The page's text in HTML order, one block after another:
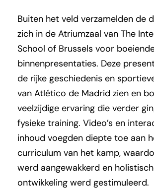
Buiten het veld verzamelden de
zich in de Atriumzaal van The
School of Brussels voor
binnenpresentaties. Deze
de rijke geschiedenis en
van Atlético de Madrid zien en
veelzijdige ervaring die verder
fysieke training. Video’s en
inhoud voegden diepte toe aan
curriculum van het kamp,
werd aangewakkerd en
ontwikkeling werd gestimuleerd.